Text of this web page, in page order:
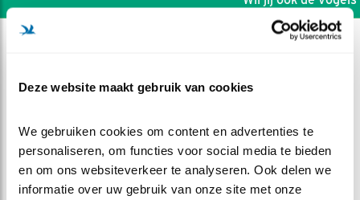
Deze website maakt gebruik van cookies
We gebruiken cookies om content en advertenties te
personaliseren, om functies voor social media te bieden
en om ons websiteverkeer te analyseren. Ook delen we
informatie over uw gebruik van onze site met onze